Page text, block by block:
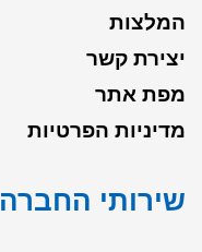
המלצות
יצירת קשר
מפת אתר
מדיניות הפרטיות
שירותי החברה